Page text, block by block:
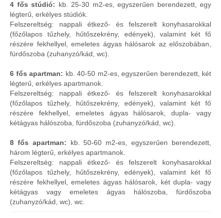
4 fős stúdió: kb. 25-30 m2-es, egyszerűen berendezett, egy
légterű, erkélyes stúdiók.
Felszereltség: nappali étkező- és felszerelt konyhasarokkal
(főzőlapos tűzhely, hűtőszekrény, edények), valamint két fő
részére fekhellyel, emeletes ágyas hálósarok az előszobában,
fürdőszoba (zuhanyzó/kád, wc).
6 fős apartman: kb. 40-50 m2-es, egyszerűen berendezett, két
légterű, erkélyes apartmanok.
Felszereltség: nappali étkező- és felszerelt konyhasarokkal
(főzőlapos tűzhely, hűtőszekrény, edények), valamint két fő
részére fekhellyel, emeletes ágyas hálósarok, dupla- vagy
kétágyas hálószoba, fürdőszoba (zuhanyzó/kád, wc).
8 fős apartman: kb. 50-60 m2-es, egyszerűen berendezett,
három légterű, erkélyes apartmanok.
Felszereltség: nappali étkező- és felszerelt konyhasarokkal
(főzőlapos tűzhely, hűtőszekrény, edények), valamint két fő
részére fekhellyel, emeletes ágyas hálósarok, két dupla- vagy
kétágyas vagy emeletes ágyas hálószoba, fürdőszoba
(zuhanyzó/kád, wc), wc.